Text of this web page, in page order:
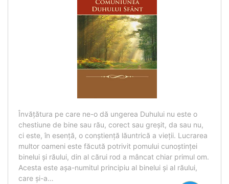
Învățătura pe care ne-o dă ungerea Duhului nu este o
chestiune de bine sau rău, corect sau greșit, da sau nu,
ci este, în esență, o conștiență lăuntrică a vieții. Lucrarea
multor oameni este făcută potrivit pomului cunoștinței
binelui și răului, din al cărui rod a mâncat chiar primul om.
Acesta este aşa-numitul principiu al binelui și al răului,
care și-a…